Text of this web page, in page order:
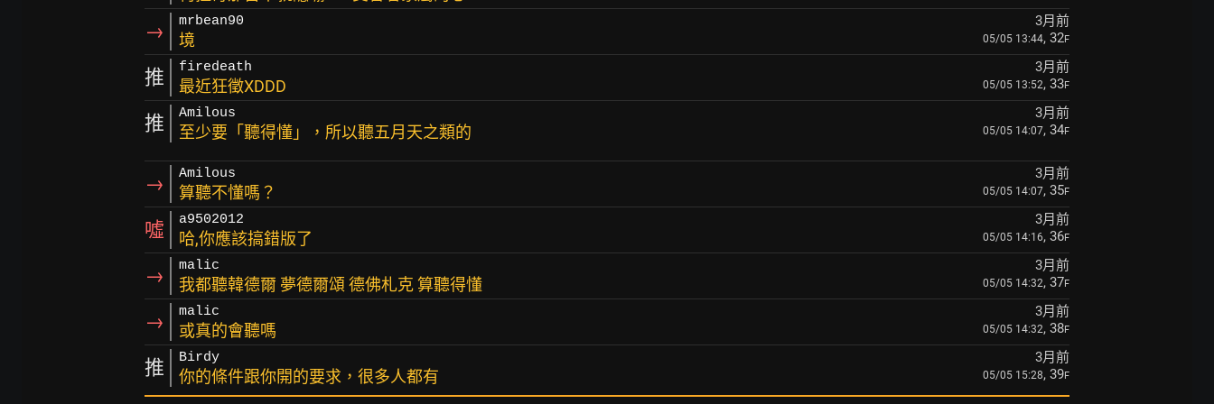
→ mrbean90 3月前
境 05/05 13:44, 32F
推 firedeath 3月前
最近狂徵XDDD 05/05 13:52, 33F
推 Amilous 3月前
至少要「聽得懂」，所以聽五月天之類的 05/05 14:07, 34F
→ Amilous 3月前
算聽不懂嗎？ 05/05 14:07, 35F
噓 a9502012 3月前
哈,你應該搞錯版了 05/05 14:16, 36F
→ malic 3月前
我都聽韓德爾 夢德爾頌 德佛札克 算聽得懂 05/05 14:32, 37F
→ malic 3月前
或真的會聽嗎 05/05 14:32, 38F
推 Birdy 3月前
你的條件跟你開的要求，很多人都有 05/05 15:28, 39F